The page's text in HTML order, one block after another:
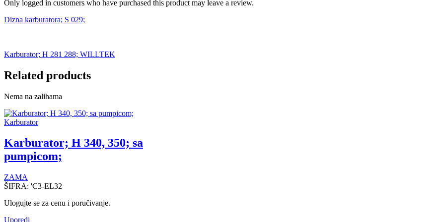
Only logged in customers who have purchased this product may leave a review.
Dizna karburatora; S 029;
Karburator; H 281 288; WILLTEK
Related products
Nema na zalihama
Karburator
Karburator; H 340, 350; sa
pumpicom;
ZAMA
ŠIFRA: 'C3-EL32
Ulogujte se za cenu i poručivanje.
Uporedi